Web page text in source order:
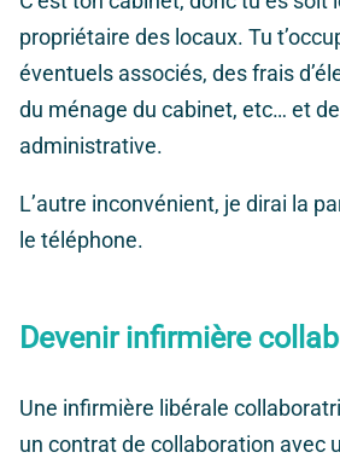
propriétaire des locaux. Tu
éventuels associés, des frais
du ménage du cabinet, etc… et
administrative.
L’autre inconvénient, je dirai la
le téléphone.
Devenir infirmière
Une infirmière libérale
un contrat de collaboration avec